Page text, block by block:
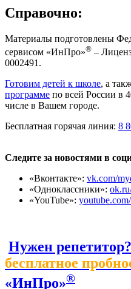
Справочно:
Материалы подготовлены
сервисом «ИнПро»® –
0002491.
Готовим детей к школе, а
программе по всей России в
числе в Вашем городе.
Бесплатная горячая линия: 8
Следите за новостями в
«Вконтакте»: vk.com/
«Одноклассники»:
«YouTube»:
Нужен
бесплатное
«ИнПро»®